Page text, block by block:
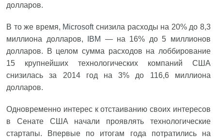
долларов.
В то же время, Microsoftснизила расходы на 20% до 8,3
миллиона долларов,
IBM
— на 16% до 5 миллионов
долларов. В целом сумма расходов на лоббирование
15 крупнейших технологических компаний США
снизилась за 2014 год на 3% до 116,6 миллиона
долларов.
Одновременно интерес к отстаиванию своих интересов
в Сенате США начали проявлять технологические
стартапы. Впервые по итогам года потратились на